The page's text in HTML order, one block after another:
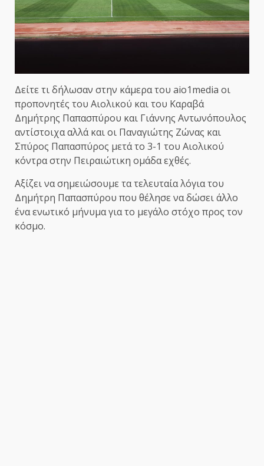
Δείτε τι δήλωσαν στην κάμερα του aio1media οι
προπονητές του Αιολικού και του Καραβά
Δημήτρης Παπασπύρου και Γιάννης Αντωνόπουλος
αντίστοιχα αλλά και οι Παναγιώτης Ζώνας και
Σπύρος Παπασπύρος μετά το 3-1 του Αιολικού
κόντρα στην Πειραιώτικη ομάδα εχθές.
Αξίζει να σημειώσουμε τα τελευταία λόγια του
Δημήτρη Παπασπύρου που θέλησε να δώσει άλλο
ένα ενωτικό μήνυμα για το μεγάλο στόχο προς τον
κόσμο.